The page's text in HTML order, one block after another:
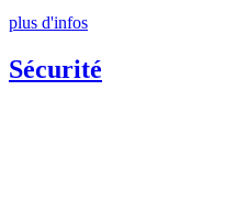
plus d'infos
Sécurité